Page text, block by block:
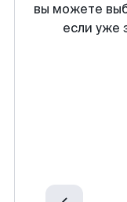
вы можете
если уже